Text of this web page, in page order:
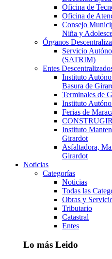
Oficina de
Oficina de
Consejo
Niña y
Órganos
Servicio
(SATRIM)
Entes
Instituto
Basura de
Terminales de
Instituto
Ferias de
Instituto
Girardot
Asfaltadora,
Girardot
Noticias
Categorías
Noticias
Todas las
Obras y
Tributario
Catastral
Entes
Lo más Leido